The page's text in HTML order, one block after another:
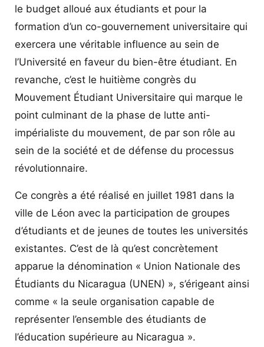
le budget alloué aux étudiants et pour la
formation d’un co-gouvernement universitaire qui
exercera une véritable influence au sein de
l’Université en faveur du bien-être étudiant. En
revanche, c’est le huitième congrès du
Mouvement Étudiant Universitaire qui marque le
point culminant de la phase de lutte anti-
impérialiste du mouvement, de par son rôle au
sein de la société et de défense du processus
révolutionnaire.
Ce congrès a été réalisé en juillet 1981 dans la
ville de Léon avec la participation de groupes
d’étudiants et de jeunes de toutes les universités
existantes. C’est de là qu’est concrètement
apparue la dénomination « Union Nationale des
Étudiants du Nicaragua (UNEN) », s’érigeant ainsi
comme « la seule organisation capable de
représenter l’ensemble des étudiants de
l’éducation supérieure au Nicaragua ».